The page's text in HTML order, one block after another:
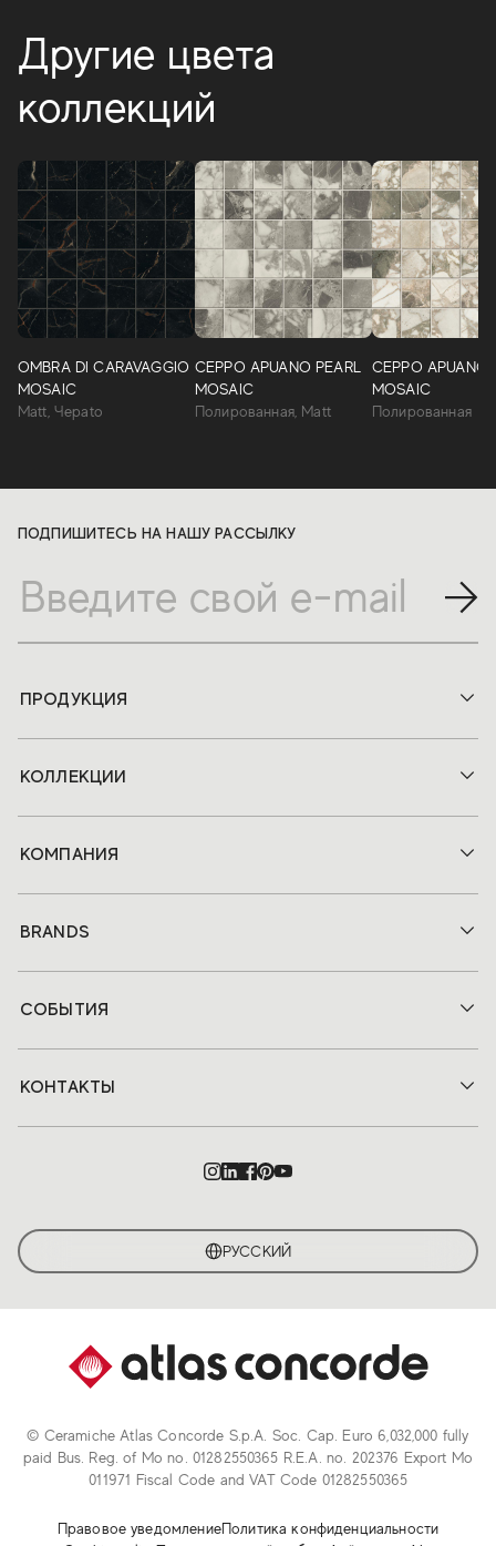
Другие цвета
коллекций
OMBRA DI CARAVAGGIO
MOSAIC
Matt, Чepato
CEPPO APUANO PEARL
MOSAIC
Полированная, Matt
CEPPO APUANO
MOSAIC
Полированная
ПОДПИШИТЕСЬ НА НАШУ РАССЫЛКУ
ПРОДУКЦИЯ
КОЛЛЕКЦИИ
КОМПАНИЯ
BRANDS
СОБЫТИЯ
КОНТАКТЫ
РУССКИЙ
© Ceramiche Atlas Concorde S.p.A. Soc. Cap. Euro 6,032,000 fully
paid Bus. Reg. of Mo no. 01282550365 R.E.A. no. 202376 Export Mo
011971 Fiscal Code and VAT Code 01282550365
Правовое уведомлениеПолитика конфиденциальности